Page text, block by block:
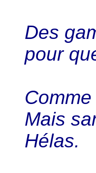
Des
pour
Mais
Hélas.